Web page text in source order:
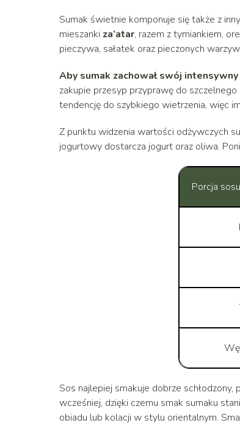
Sumak świetnie komponuje się także z
mieszanki za’atar, razem z tymiankiem,
pieczywa, sałatek oraz pieczonych warzyw.
Aby sumak zachował swój
zakupie przesyp przyprawę do szczelnego
tendencję do szybkiego wietrzenia, więc
Z punktu widzenia wartości odżywczych
jogurtowy dostarcza jogurt oraz oliwa.
Porcja
Sos najlepiej smakuje dobrze
wcześniej, dzięki czemu smak sumaku
obiadu lub kolacji w stylu orientalnym.